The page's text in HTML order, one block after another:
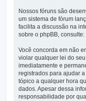
Nossos fóruns são
um sistema de fórum
facilita a discussão na
sobre o phpBB, consulte:
Você concorda em não
violar qualquer lei do
imediatamente e
registrados para ajudar
tópico a qualquer hora
dados. Apesar dessa
responsabilidade por